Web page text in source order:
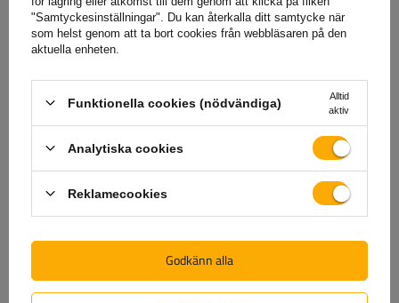
Säkerhet och anti-lutningssystem
Stabiliseringssystemet i dragkrokenger ett effektivtskydd
"Samtyckesinställningar". Du kan återkalla ditt samtycke när
som helst genom att ta bort cookies från webbläsaren på den
aktuella enheten.
Funktionella cookies (nödvändiga)
Alltid
aktiv
Analytiska cookies
Reklamecookies
Godkänn alla